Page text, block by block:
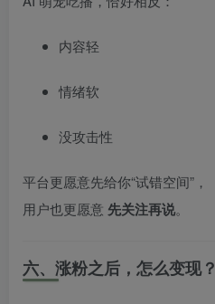
内容轻
情绪软
没攻击性
平台更愿意先给你“试错空间”，
用户也更愿意 先关注再说。
六、涨粉之后，怎么变现？